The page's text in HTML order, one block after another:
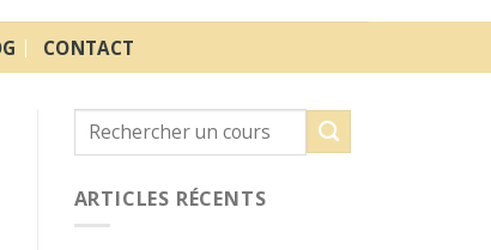
CONTACT
ARTICLES RÉCENTS